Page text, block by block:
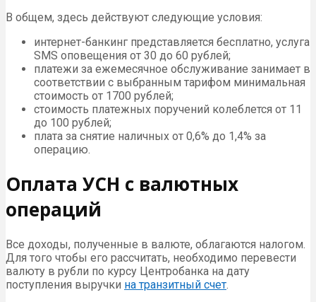
В общем, здесь действуют следующие условия:
интернет-банкинг представляется бесплатно, услуга
SMS оповещения от 30 до 60 рублей;
платежи за ежемесячное обслуживание занимает в
соответствии с выбранным тарифом минимальная
стоимость от 1700 рублей;
стоимость платежных поручений колеблется от 11
до 100 рублей;
плата за снятие наличных от 0,6% до 1,4% за
операцию.
Оплата УСН с валютных
операций
Все доходы, полученные в валюте, облагаются налогом.
Для того чтобы его рассчитать, необходимо перевести
валюту в рубли по курсу Центробанка на дату
поступления выручки на транзитный счет.